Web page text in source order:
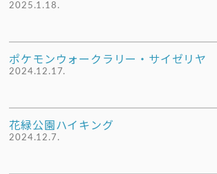
2025.1.18.
ポケモンウォークラリー・サイゼリヤ
2024.12.17.
花緑公園ハイキング
2024.12.7.